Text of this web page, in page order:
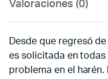
Valoraciones (0)
Desde que regresó
es solicitada en todas
problema en el